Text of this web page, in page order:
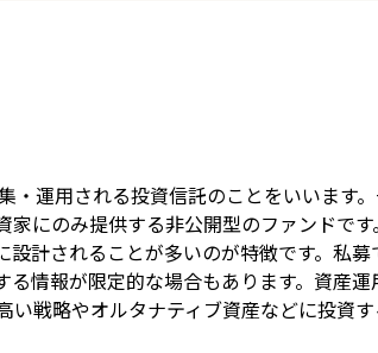
運用される投資信託のことをいいます
にのみ提供する非公開型のファンドです
計されることが多いのが特徴です。私
情報が限定的な場合もあります。資産運
戦略やオルタナティブ資産などに投資